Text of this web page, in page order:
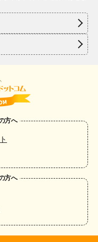
方へ
方へ